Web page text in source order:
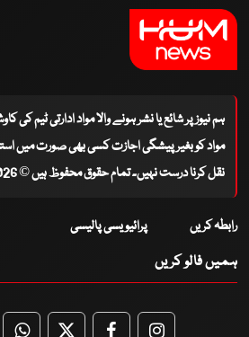
ہم نیوز پر شائع یا نشر ہونے والا مواد ادارتی ٹیم
مواد کو بغیر پیشگی اجازت کسی بھی صورت میں
نقل کرنا درست نہیں۔ تمام حقوق محفوظ ہیں © 2026
رابطہ کریں پرائیویسی پالیسی
ہمیں فالو کریں